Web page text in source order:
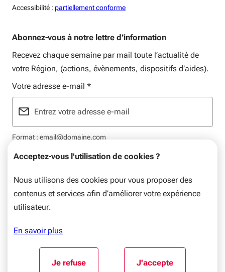
Acceptez-vous l'utilisation de cookies ?
Nous utilisons des cookies pour vous proposer des
contenus et services afin d’améliorer votre expérience
utilisateur.
En savoir plus
Je refuse
l'utilisation de cookies
J'accepte
l'utilisation de
Accessibilité : Accessiblité:
partiellement conforme
Abonnez-vous à notre lettre d’information
Recevez chaque semaine par mail toute l’actualité de
votre Région, (actions, évènements, dispositifs d’aides).
Votre adresse e-mail *
Format : email@domaine.com
Mentions légales
Aller au début du contenu